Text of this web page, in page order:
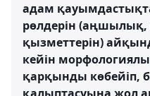
адам
рөлдерін (аңшылық,
қызметтерін)
кейін
қарқынды көбейіп,